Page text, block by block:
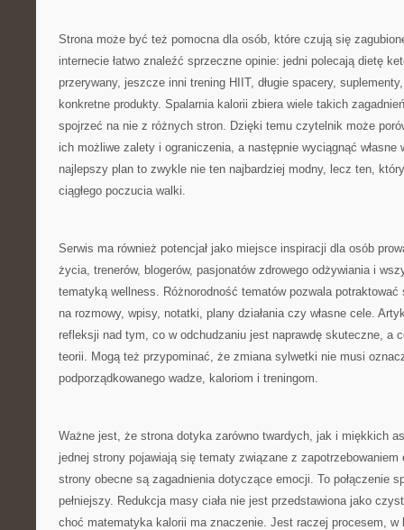
Strona może być też pomocna dla osób, które czują się
internecie łatwo znaleźć sprzeczne opinie: jedni polecają dietę
przerywany, jeszcze inni trening HIIT, długie spacery,
konkretne produkty. Spalarnia kalorii zbiera wiele takich
spojrzeć na nie z różnych stron. Dzięki temu czytelnik może
ich możliwe zalety i ograniczenia, a następnie wyciągnąć własne
najlepszy plan to zwykle nie ten najbardziej modny, lecz ten,
ciągłego poczucia walki.
Serwis ma również potencjał jako miejsce inspiracji dla osób
życia, trenerów, blogerów, pasjonatów zdrowego odżywiania i
tematyką wellness. Różnorodność tematów pozwala potraktować
na rozmowy, wpisy, notatki, plany działania czy własne cele.
refleksji nad tym, co w odchudzaniu jest naprawdę skuteczne, a
teorii. Mogą też przypominać, że zmiana sylwetki nie musi
podporządkowanego wadze, kaloriom i treningom.
Ważne jest, że strona dotyka zarówno twardych, jak i miękkich
jednej strony pojawiają się tematy związane z
strony obecne są zagadnienia dotyczące emocji. To połączenie
pełniejszy. Redukcja masy ciała nie jest przedstawiona jako
choć matematyka kalorii ma znaczenie. Jest raczej procesem, w